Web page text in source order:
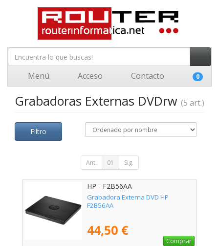
Menú Acceso Contacto 0
Grabadoras Externas DVDrw (5 art.)
Filtro
Ant. 01 Sig.
HP - F2B56AA
Grabadora Externa DVD HP
F2B56AA
44,50 €
Comprar